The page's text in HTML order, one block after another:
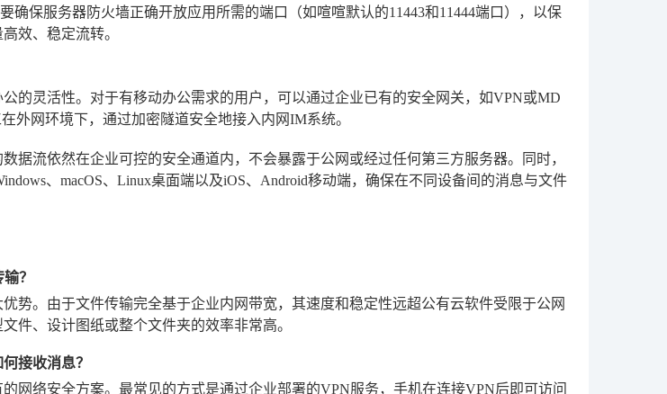
确保服务器防火墙正确开放应用所需的端口（如喧喧默认的11443和11444端口），以保
效、稳定流转。
的灵活性。对于有移动办公需求的用户，可以通过企业已有的安全网关，如VPN或MD
外网环境下，通过加密隧道安全地接入内网IM系统。
据流依然在企业可控的安全通道内，不会暴露于公网或经过任何第三方服务器。同时，
、macOS、Linux桌面端以及iOS、Android移动端，确保在不同设备间的消息与文件
？
势。由于文件传输完全基于企业内网带宽，其速度和稳定性远超公有云软件受限于公网
件、设计图纸或整个文件夹的效率非常高。
接收消息？
网络安全方案。最常见的方式是通过企业部署的VPN服务，手机在连接VPN后即可访问